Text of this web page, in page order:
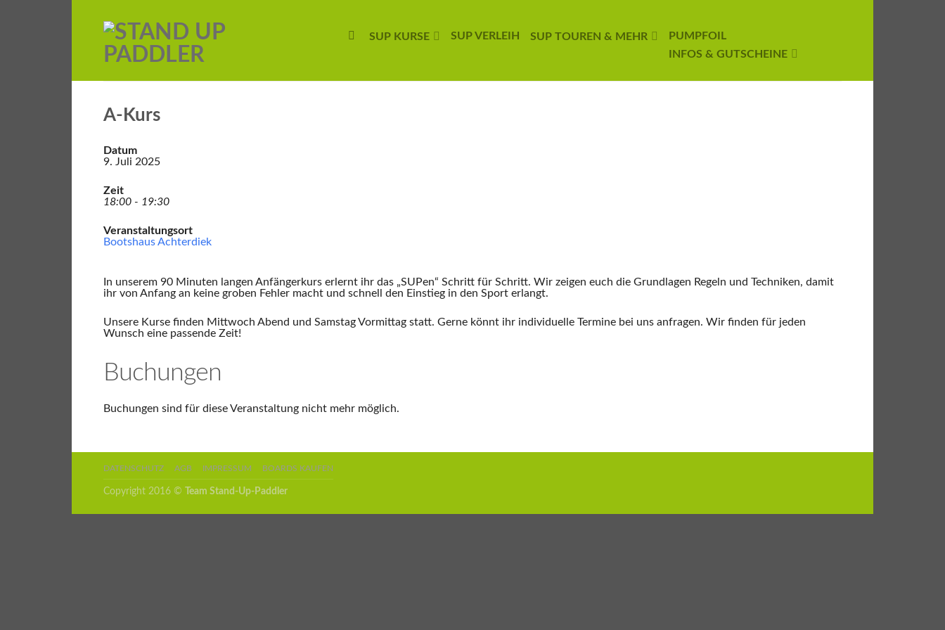
SUP KURSE SUP VERLEIH SUP TOUREN & MEHR
PUMPFOIL
INFOS & GUTSCHEINE
A-Kurs
Datum
9. Juli 2025
Zeit
18:00 - 19:30
Veranstaltungsort
Bootshaus Achterdiek
In unserem 90 Minuten langen Anfängerkurs erlernt ihr das „SUPen“ Schritt für Schritt. Wir zeigen euch die Grundlagen Regeln und Techniken, damit
ihr von Anfang an keine groben Fehler macht und schnell den Einstieg in den Sport erlangt.
Unsere Kurse finden Mittwoch Abend und Samstag Vormittag statt. Gerne könnt ihr individuelle Termine bei uns anfragen. Wir finden für jeden
Wunsch eine passende Zeit!
Buchungen
Buchungen sind für diese Veranstaltung nicht mehr möglich.
DATENSCHUTZ AGB IMPRESSUM BOARDS KAUFEN
Copyright 2016 © Team Stand-Up-Paddler